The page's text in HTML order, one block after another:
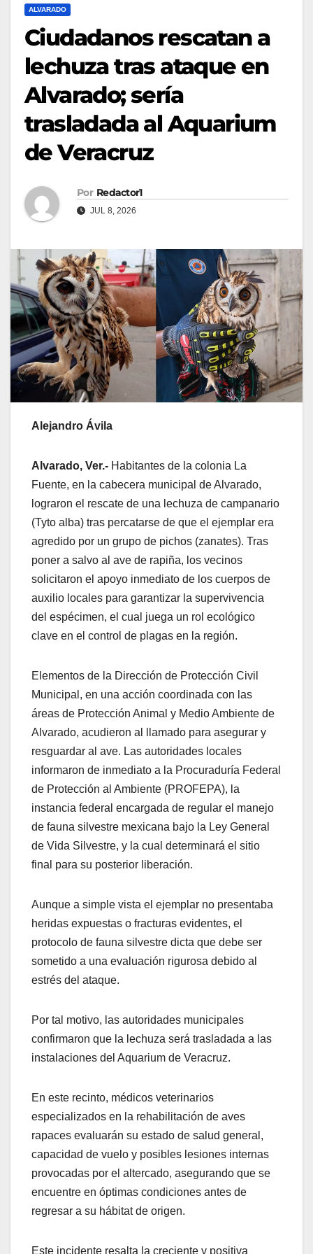
ALVARADO
Ciudadanos rescatan a
lechuza tras ataque en
Alvarado; sería
trasladada al Aquarium
de Veracruz
Por Redactor1
JUL 8, 2026
Alejandro Ávila
Alvarado, Ver.- Habitantes de la colonia La
Fuente, en la cabecera municipal de Alvarado,
lograron el rescate de una lechuza de campanario
(Tyto alba) tras percatarse de que el ejemplar era
agredido por un grupo de pichos (zanates). Tras
poner a salvo al ave de rapiña, los vecinos
solicitaron el apoyo inmediato de los cuerpos de
auxilio locales para garantizar la supervivencia
del espécimen, el cual juega un rol ecológico
clave en el control de plagas en la región.
Elementos de la Dirección de Protección Civil
Municipal, en una acción coordinada con las
áreas de Protección Animal y Medio Ambiente de
Alvarado, acudieron al llamado para asegurar y
resguardar al ave. Las autoridades locales
informaron de inmediato a la Procuraduría Federal
de Protección al Ambiente (PROFEPA), la
instancia federal encargada de regular el manejo
de fauna silvestre mexicana bajo la Ley General
de Vida Silvestre, y la cual determinará el sitio
final para su posterior liberación.
Aunque a simple vista el ejemplar no presentaba
heridas expuestas o fracturas evidentes, el
protocolo de fauna silvestre dicta que debe ser
sometido a una evaluación rigurosa debido al
estrés del ataque.
Por tal motivo, las autoridades municipales
confirmaron que la lechuza será trasladada a las
instalaciones del Aquarium de Veracruz.
En este recinto, médicos veterinarios
especializados en la rehabilitación de aves
rapaces evaluarán su estado de salud general,
capacidad de vuelo y posibles lesiones internas
provocadas por el altercado, asegurando que se
encuentre en óptimas condiciones antes de
regresar a su hábitat de origen.
Este incidente resalta la creciente y positiva